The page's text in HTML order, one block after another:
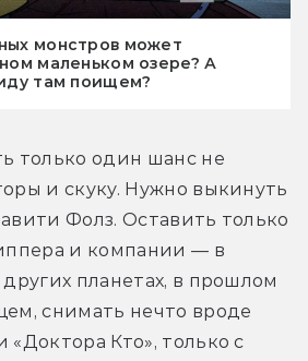
монстров может
маленьком озере? А
там поищем?
только один шанс не
и скуку. Нужно выкинуть
Фолз. Оставить только
и компании — в
планетах, в прошлом
снимать нечто вроде
Кто», только с